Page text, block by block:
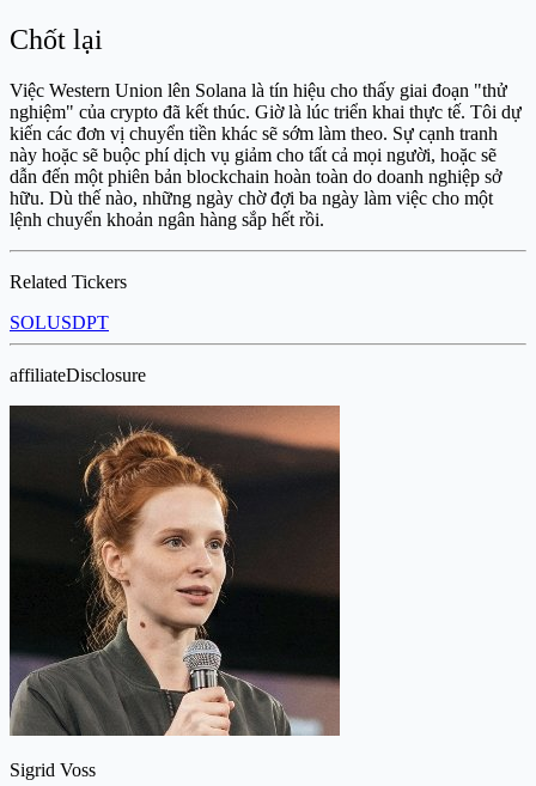
Chốt lại
Việc Western Union lên Solana là tín hiệu cho thấy giai đoạn "thử
nghiệm" của crypto đã kết thúc. Giờ là lúc triển khai thực tế. Tôi dự
kiến các đơn vị chuyển tiền khác sẽ sớm làm theo. Sự cạnh tranh
này hoặc sẽ buộc phí dịch vụ giảm cho tất cả mọi người, hoặc sẽ
dẫn đến một phiên bản blockchain hoàn toàn do doanh nghiệp sở
hữu. Dù thế nào, những ngày chờ đợi ba ngày làm việc cho một
lệnh chuyển khoản ngân hàng sắp hết rồi.
Related Tickers
SOLUSDPT
affiliateDisclosure
Sigrid Voss